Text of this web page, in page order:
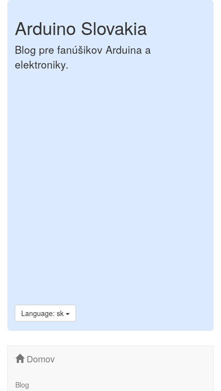
Arduino Slovakia
Blog pre fanúšikov Arduina a
elektroniky.
Language: sk
Domov
Blog